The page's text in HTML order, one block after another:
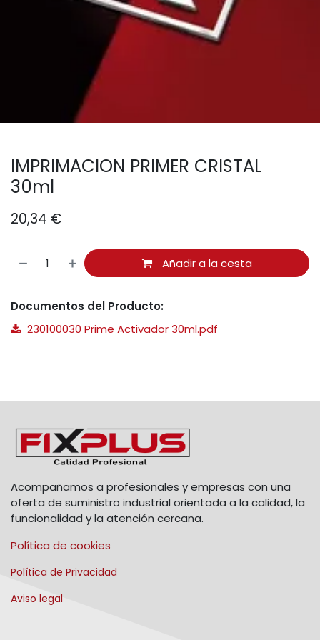
IMPRIMACION PRIMER CRISTAL
30ml
20,34 €
Añadir a la cesta
Documentos del Producto:
230100030 Prime Activador 30ml.pdf
Acompañamos a profesionales y empresas con una
oferta de suministro industrial orientada a la calidad, la
funcionalidad y la atención cercana.
Política de cookies
Política de Privacidad
Aviso legal